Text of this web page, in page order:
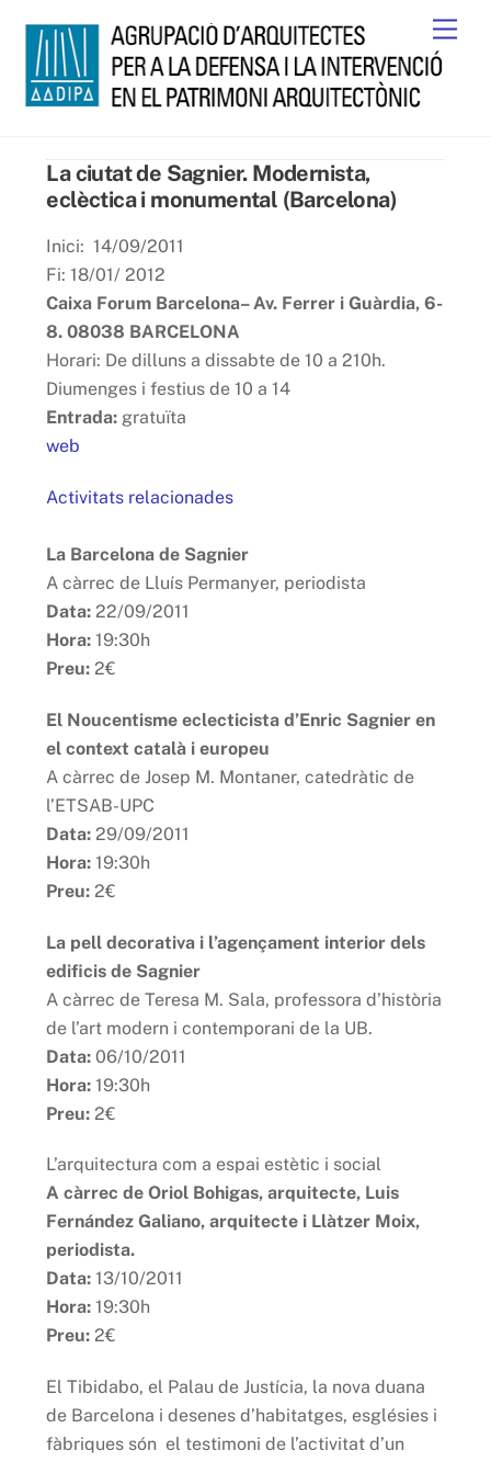
content
La ciutat de Sagnier. Modernista,
eclèctica i monumental (Barcelona)
Inici: 14/09/2011
Fi: 18/01/ 2012
Caixa Forum Barcelona– Av. Ferrer i Guàrdia, 6-
8. 08038 BARCELONA
Horari: De dilluns a dissabte de 10 a 210h.
Diumenges i festius de 10 a 14
Entrada: gratuïta
web
Activitats relacionades
La Barcelona de Sagnier
A càrrec de Lluís Permanyer, periodista
Data: 22/09/2011
Hora:19:30h
Preu:2€
El Noucentisme eclecticista d’Enric Sagnier en
el context català i europeu
A càrrec de Josep M. Montaner, catedràtic de
l’ETSAB-UPC
Data: 29/09/2011
Hora:19:30h
Preu:2€
La pell decorativa i l’agençament interior dels
edificis de Sagnier
A càrrec de Teresa M. Sala, professora d’història
de l’art modern i contemporani de la UB.
Data: 06/10/2011
Hora:19:30h
Preu:2€
L’arquitectura com a espai estètic i social
A càrrec de Oriol Bohigas, arquitecte, Luis
Fernández Galiano, arquitecte i Llàtzer Moix,
periodista.
Data: 13/10/2011
Hora:19:30h
Preu:2€
El Tibidabo, el Palau de Justícia, la nova duana
de Barcelona i desenes d’habitatges, esglésies i
fàbriques són el testimoni de l’activitat d’un